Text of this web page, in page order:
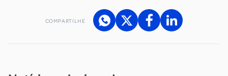
COMPARTILHE